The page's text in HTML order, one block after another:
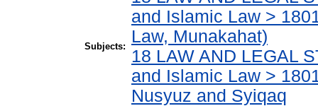
Subjects:
and Islamic Law >
Law, Munakahat)
18 LAW AND LEGAL
and Islamic Law >
Nusyuz and Syiqaq